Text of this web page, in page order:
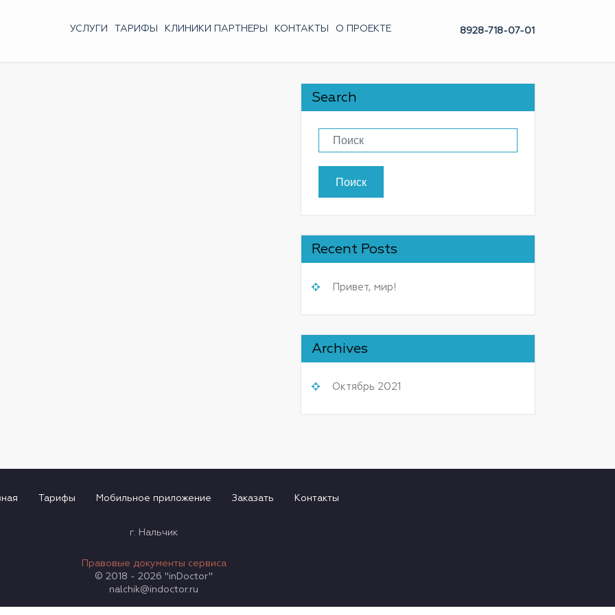
УСЛУГИ ТАРИФЫ КЛИНИКИ ПАРТНЕРЫ КОНТАКТЫ О ПРОЕКТЕ 8928-718-07-01
Search
Поиск
Recent Posts
Привет, мир!
Archives
Октябрь 2021
Тарифы Мобильное приложение Заказать Контакты
г. Нальчик
Правовые документы сервиса
© 2018 - 2026 "inDoctor"
nalchik@indoctor.ru